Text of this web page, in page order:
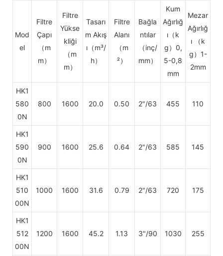
Mod
el
Filtre
Çapı
（m
m）
Filtre
Yükse
kliği
（m
m）
Tasarı
m Akış
ı（m³/
h）
Filtre
Alanı
（m
²）
Bağla
ntılar
（inç/
mm）
Kum
Ağırlığ
ı（k
g）0,
5-0,8
mm
Mezar
Ağırlığ
ı
（k
g）1-
2mm
HK1
580
0N
800 1600 20.0 0.50 2"/63 455 110
HK1
590
0N
900 1600 25.6 0.64 2"/63 585 145
HK1
510
00N
1000 1600 31.6 0.79 2"/63 720 175
HK1
512
00N
1200 1600 45.2 1.13 3"/90 1030 255